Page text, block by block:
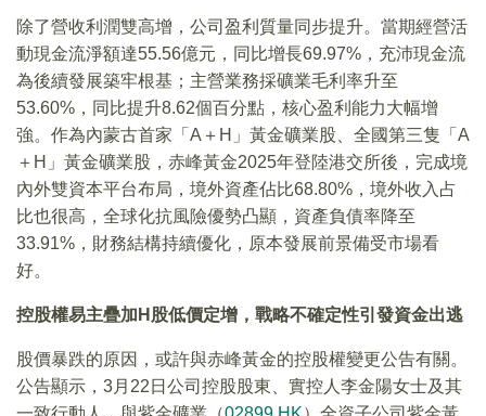
除了營收利潤雙高增，公司盈利質量同步提升。當期經營活
動現金流淨額達55.56億元，同比增長69.97%，充沛現金流
為後續發展築牢根基；主營業務採礦業毛利率升至
53.60%，同比提升8.62個百分點，核心盈利能力大幅增
強。作為內蒙古首家「A＋H」黃金礦業股、全國第三隻「A
＋H」黃金礦業股，赤峰黃金2025年登陸港交所後，完成境
內外雙資本平台布局，境外資產佔比68.80%，境外收入占
比也很高，全球化抗風險優勢凸顯，資產負債率降至
33.91%，財務結構持續優化，原本發展前景備受市場看
好。
控股權易主疊加H股低價定增，戰略不確定性引發資金出逃
股價暴跌的原因，或許與赤峰黃金的控股權變更公告有關。
公告顯示，3月22日公司控股股東、實控人李金陽女士及其